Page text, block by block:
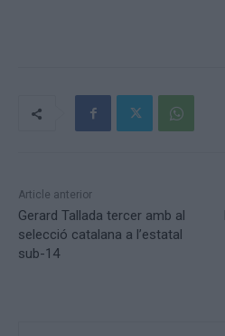
Article anterior
Gerard Tallada tercer amb al
selecció catalana a l’estatal
sub-14